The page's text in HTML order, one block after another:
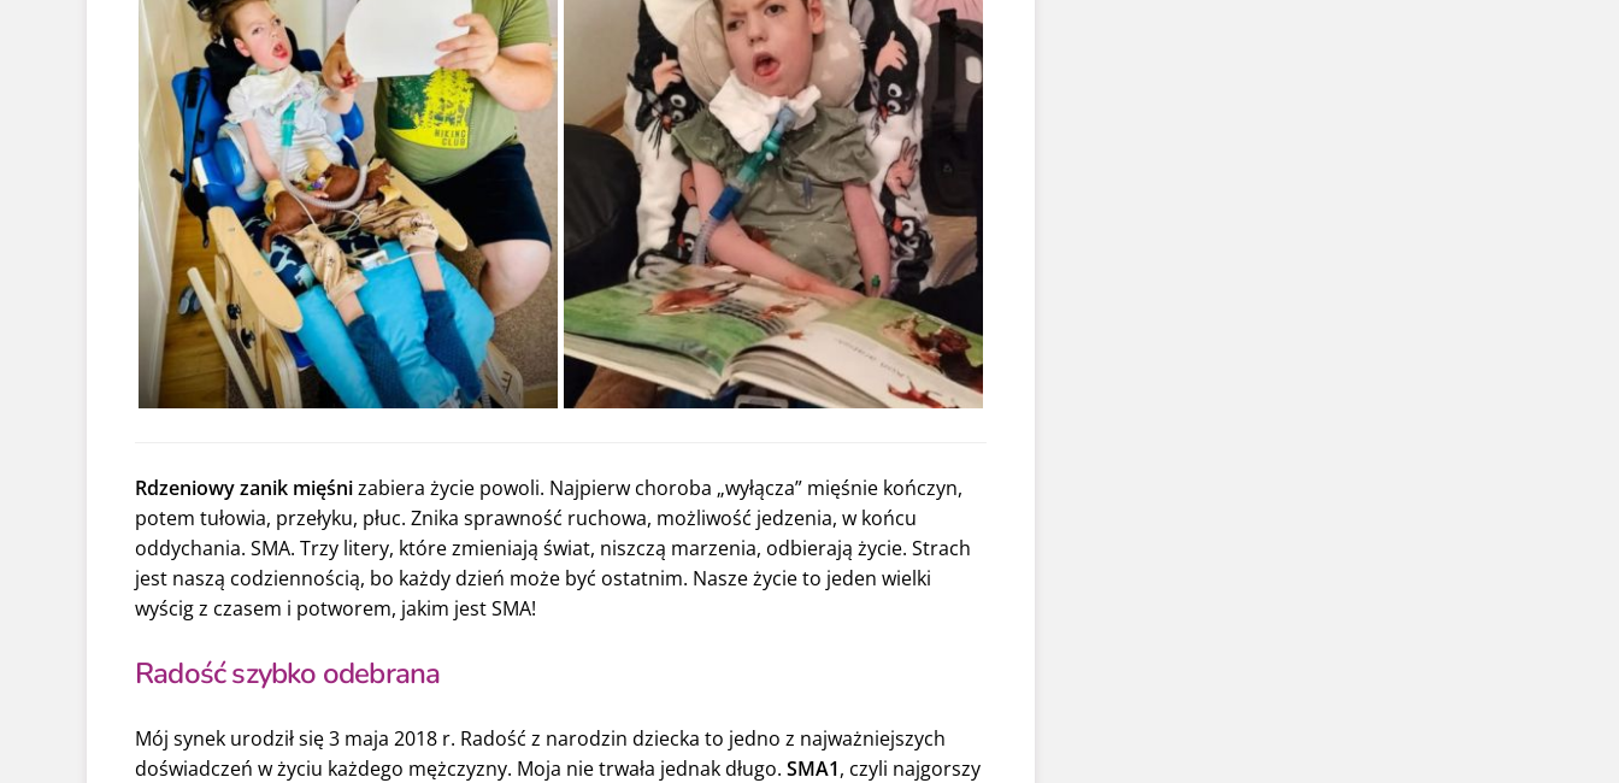
Rdzeniowy zanik mięśnizabiera życie powoli. Najpierw choroba „wyłącza” mięśnie kończyn,
potem tułowia, przełyku, płuc. Znika sprawność ruchowa, możliwość jedzenia, w końcu
oddychania. SMA. Trzy litery, które zmieniają świat, niszczą marzenia, odbierają życie. Strach
jest naszą codziennością, bo każdy dzień może być ostatnim. Nasze życie to jeden wielki
wyścig z czasem i potworem, jakim jest SMA!
Radość szybko odebrana
Mój synek urodził się 3 maja 2018 r. Radość z narodzin dziecka to jedno z najważniejszych
doświadczeń w życiu każdego mężczyzny. Moja nie trwała jednak długo. SMA1, czyli najgorszy